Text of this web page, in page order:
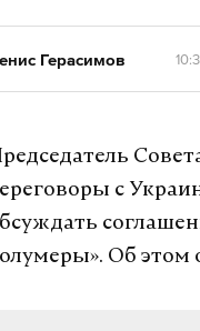
Герасимов
с
Об этом